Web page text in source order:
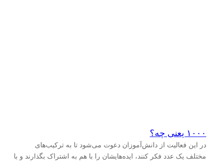
۱۰۰۰ یعنی چه؟
در این فعالیت از دانش‌آموزان دعوت می‌شود تا به ترکیب‌های
مختلف یک عدد فکر کنند، ایده‌هایشان را با هم به اشتراک بگذارند و با